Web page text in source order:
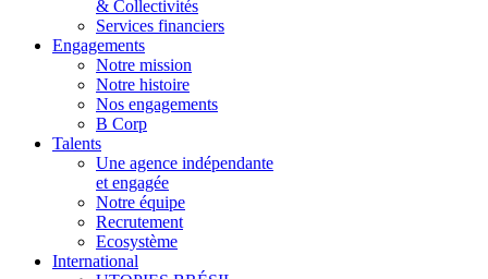
& Collectivités
Services financiers
Engagements
Notre mission
Notre histoire
Nos engagements
B Corp
Talents
Une agence indépendante
et engagée
Notre équipe
Recrutement
Ecosystème
International